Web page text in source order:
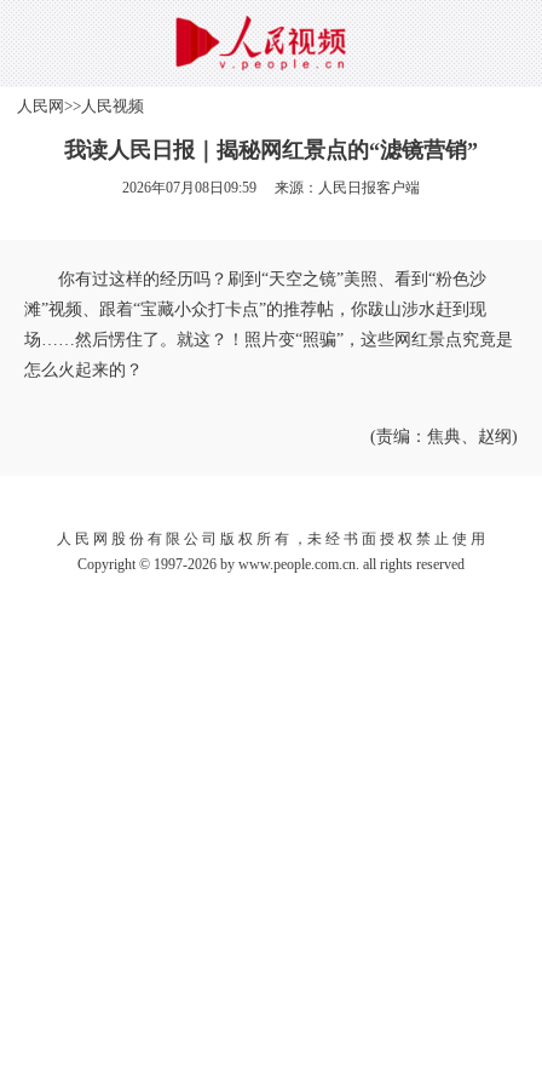
人民网>>人民视频
我读人民日报｜揭秘网红景点的“滤镜营销”
2026年07月08日09:59 来源： 人民日报客户端
你有过这样的经历吗？刷到“天空之镜”美照、看到“粉色沙
滩”视频、跟着“宝藏小众打卡点”的推荐帖，你跋山涉水赶到现
场……然后愣住了。就这？！照片变“照骗”，这些网红景点究竟是
怎么火起来的？
(责编：焦典、赵纲)
人 民 网 股 份 有 限 公 司 版 权 所 有 ，未 经 书 面 授 权 禁 止 使 用
Copyright © 1997-2026 by www.people.com.cn. all rights reserved